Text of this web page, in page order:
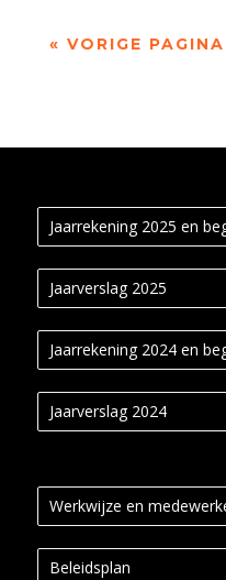
« VORIGE PAGINA
Jaarrekening 2025 en
Jaarverslag 2025
Jaarrekening 2024 en
Jaarverslag 2024
Werkwijze en
Beleidsplan